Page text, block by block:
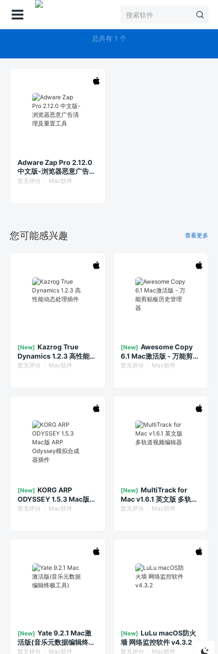
Adware Zap Pro
总共有 1 个
Adware Zap Pro 2.12.0
中文版-浏览器恶意广告清
理及重置工具
暂无评分 Mac软件
您可能感兴趣 查看更多
[New] Kazrog True
Dynamics 1.2.3 高性能动
态处理插件
暂无评分 Mac软件
[New] Awesome Copy
6.1 Mac激活版 - 万能剪贴
板历史管理器
暂无评分 Mac软件
[New] KORG ARP
ODYSSEY 1.5.3 Mac版
ARP Odyssey模拟合成器
暂无评分 Mac软件
[New] MultiTrack for
Mac v1.6.1 英文版 多轨道
视频编辑器
暂无评分 Mac软件
[New] Yate 9.2.1 Mac激
活版(音乐元数据编辑终极
工具)
暂无评分 Mac软件
[New] LuLu macOS防火
墙 网络监控软件 v4.3.2
暂无评分 Mac软件